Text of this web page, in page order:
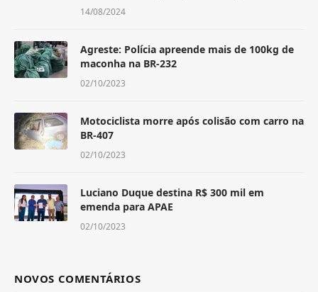
14/08/2024
Agreste: Polícia apreende mais de 100kg de
maconha na BR-232
02/10/2023
Motociclista morre após colisão com carro na
BR-407
02/10/2023
Luciano Duque destina R$ 300 mil em
emenda para APAE
02/10/2023
NOVOS COMENTÁRIOS